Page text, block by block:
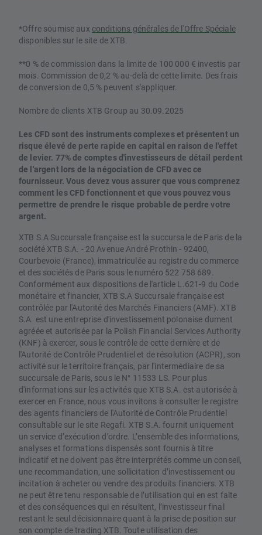
*Offre soumise aux conditions générales de l'Offre Spéciale
disponibles sur le site de XTB.
**0 % de commission dans la limite de 100 000 € investis par
mois. Commission de 0,2 % au-delà de cette limite. Des frais
de conversion de 0,5 % peuvent s'appliquer.
Nombre de clients XTB Group au 30.09.2025
Les CFD sont des instruments complexes et présentent un
risque élevé de perte rapide en capital en raison de l'effet
de levier. 77% de comptes d'investisseurs de détail perdent
de l'argent lors de la négociation de CFD avec ce
fournisseur. Vous devez vous assurer que vous comprenez
comment les CFD fonctionnent et que vous pouvez vous
permettre de prendre le risque probable de perdre votre
argent.
XTB S.A Succursale française est la succursale de Paris de la
société XTB S.A. - 20 Avenue André Prothin - 92400,
Courbevoie (France), immatriculée au registre du commerce
et des sociétés de Paris sous le numéro 522 758 689.
Conformément aux dispositions de l'article L.621-9 du Code
monétaire et financier, XTB S.A Succursale française est
contrôlée par l'Autorité des Marchés Financiers (AMF). XTB
S.A. est une entreprise d'investissement polonaise dument
agréée et autorisée par la Polish Financial Services Authority
(KNF) à exercer, sous le contrôle de cette dernière et de
l'Autorité de Contrôle Prudentiel et de résolution (ACPR), son
activité sur le territoire français, par l'intermédiaire de sa
succursale de Paris, sous le N° 11533 LS. Pour plus
d'informations sur les activités que XTB S.A. est autorisée à
exercer en France, nous vous invitons à consulter le registre
des agents financiers de l'Autorité de Contrôle Prudentiel
consultable sur le site Regafi. XTB S.A. fournit uniquement
un service d’exécution d’ordre. L’ensemble des informations,
analyses et formations dispensés sont fournis à titre
indicatif et ne doivent pas être interprétés comme un conseil,
une recommandation, une sollicitation d’investissement ou
incitation à acheter ou vendre des produits financiers. XTB
ne peut être tenu responsable de l’utilisation qui en est faite
et des conséquences qui en résultent, l’investisseur final
restant le seul décisionnaire quant à la prise de position sur
son compte de trading XTB. Toute utilisation des